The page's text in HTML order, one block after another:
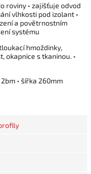
roviny • zajišťuje odvod
vlhkosti pod izolant •
a povětrnostním
systému
hmoždinky,
okapnice s tkaninou. •
2bm • šířka 260mm